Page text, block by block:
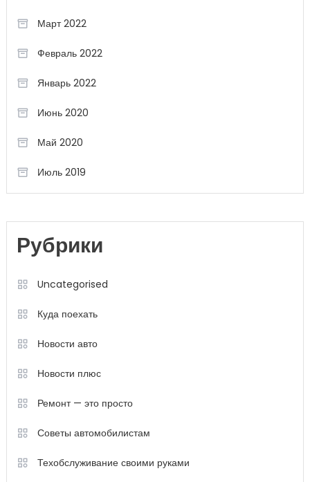
Март 2022
Февраль 2022
Январь 2022
Июнь 2020
Май 2020
Июль 2019
Рубрики
Uncategorised
Куда поехать
Новости авто
Новости плюс
Ремонт — это просто
Советы автомобилистам
Техобслуживание своими руками